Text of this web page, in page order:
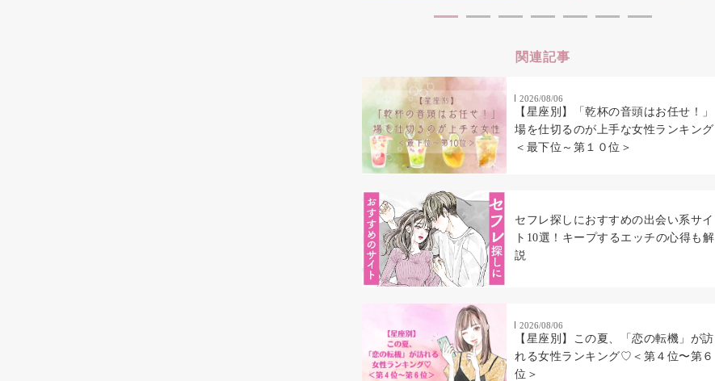
関連記事
2026/08/06
【星座別】「乾杯の音頭はお任せ！」
場を仕切るのが上手な女性ランキング
＜最下位～第１０位＞
セフレ探しにおすすめの出会い系サイ
ト10選！キープするエッチの心得も解
説
2026/08/06
【星座別】この夏、「恋の転機」が訪
れる女性ランキング♡＜第４位〜第６
位＞